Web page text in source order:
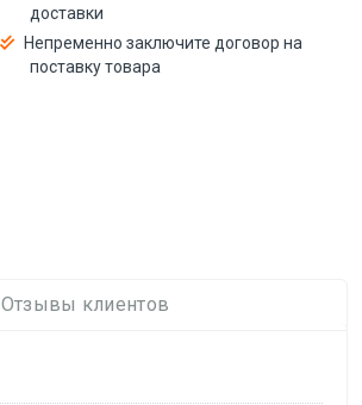
доставки
Непременно заключите договор на
поставку товара
Отзывы клиентов